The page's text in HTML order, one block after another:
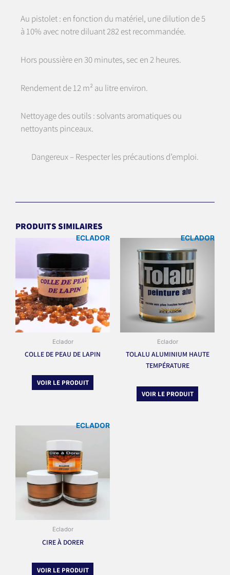
Au pistolet : en fonction du matériel, une dilution de 5
à 10% avec notre diluant 282 est recommandée.
Hors poussière en 30 minutes, sec en 2 heures.
Rendement de 12 m² au litre environ.
Nettoyage des outils : solvants aromatiques ou
nettoyants pinceaux.
Dangereux – Respecter les précautions d’emploi.
PRODUITS SIMILAIRES
ECLADOR
Eclador
COLLE DE PEAU DE LAPIN
VOIR LE PRODUIT
ECLADOR
Eclador
TOLALU ALUMINIUM HAUTE
TEMPÉRATURE
VOIR LE PRODUIT
ECLADOR
Eclador
CIRE À DORER
VOIR LE PRODUIT